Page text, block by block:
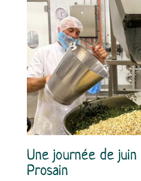
Une journée de
Prosain